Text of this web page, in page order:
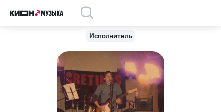
Исполнитель